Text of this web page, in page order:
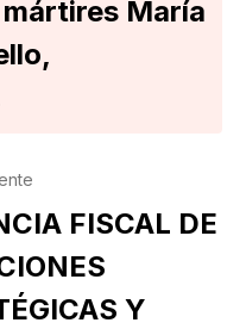
María
FISCAL DE
Y